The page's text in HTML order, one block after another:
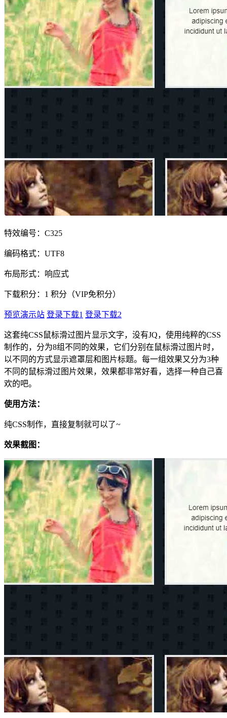
特效编号：C325
编码格式：UTF8
布局形式：响应式
下载积分： 1 积分（VIP免积分）
预览演示站 登录下载1 登录下载2
这套纯CSS鼠标滑过图片显示文字，没有JQ，使用纯粹的CSS
制作的，分为8组不同的效果，它们分别在鼠标滑过图片时，
以不同的方式显示遮罩层和图片标题。每一组效果又分为3种
不同的鼠标滑过图片效果，效果都非常好看，选择一种自己喜
欢的吧。
使用方法：
纯CSS制作，直接复制就可以了~
效果截图：